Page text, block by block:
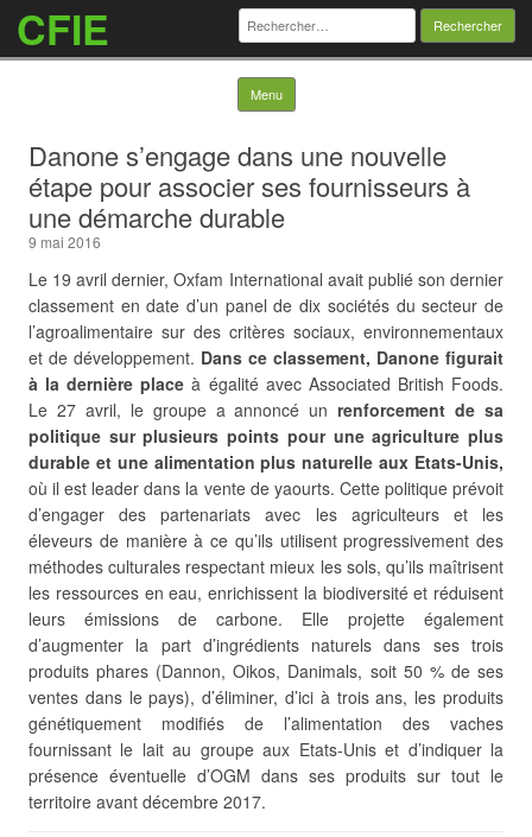
CFIE Rechercher :
Menu Skip to content
Danone s’engage dans une nouvelle
étape pour associer ses fournisseurs à
une démarche durable
9 mai 2016
Le 19 avril dernier, Oxfam International avait publié son dernier
classement en date d’un panel de dix sociétés du secteur de
l’agroalimentaire sur des critères sociaux, environnementaux
et de développement. Dans ce classement, Danone figurait
à la dernière place à égalité avec Associated British Foods.
Le 27 avril, le groupe a annoncé un renforcement de sa
politique sur plusieurs points pour une agriculture plus
durable et une alimentation plus naturelle aux Etats-Unis,
où il est leader dans la vente de yaourts. Cette politique prévoit
d’engager des partenariats avec les agriculteurs et les
éleveurs de manière à ce qu’ils utilisentprogressivement des
méthodes culturales respectant mieux les sols, qu’ils maîtrisent
les ressources en eau, enrichissent la biodiversité et réduisent
leurs émissions de carbone. Elle projette également
d’augmenter la part d’ingrédients naturels dans ses trois
produits phares (Dannon, Oikos, Danimals, soit 50 % de ses
ventes dans le pays), d’éliminer, d’ici à trois ans, les produits
génétiquement modifiés de l’alimentation des vaches
fournissant le lait au groupe aux Etats-Unis et d’indiquer la
présence éventuelle d’OGM dans ses produits sur tout le
territoire avant décembre 2017.